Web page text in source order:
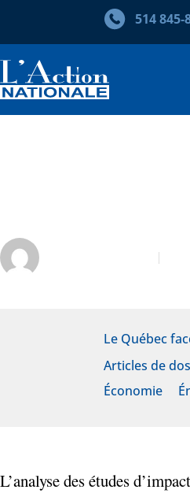
514
Le Québec
Articles de
Économie
L’analyse des études